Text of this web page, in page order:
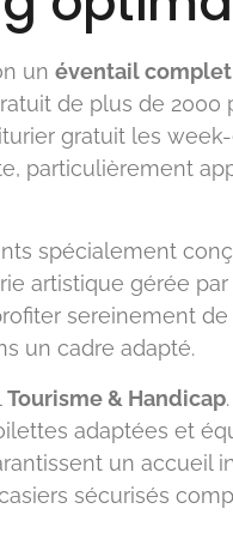
un éventail
de plus de 2000
gratuit les
particulièrement
spécialement
artistique gérée par
sereinement
un cadre adapté.
Tourisme & Handicap
adaptées et
un accueil
sécurisés